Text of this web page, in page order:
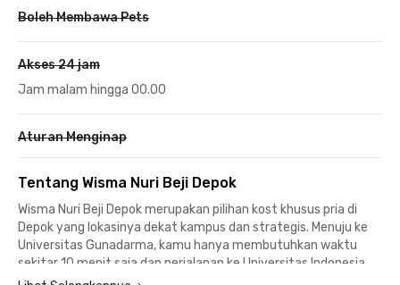
Boleh Membawa Pets
Akses 24 jam
Jam malam hingga 00.00
Aturan Menginap
Tentang Wisma Nuri Beji Depok
Wisma Nuri Beji Depok merupakan pilihan kost khusus pria di
Depok yang lokasinya dekat kampus dan strategis. Menuju ke
Universitas Gunadarma, kamu hanya membutuhkan waktu
sekitar 10 menit saja dan perjalanan ke Universitas Indonesia
hanya memerlukan waktu kurang dari 15 menit berjalan kaki.